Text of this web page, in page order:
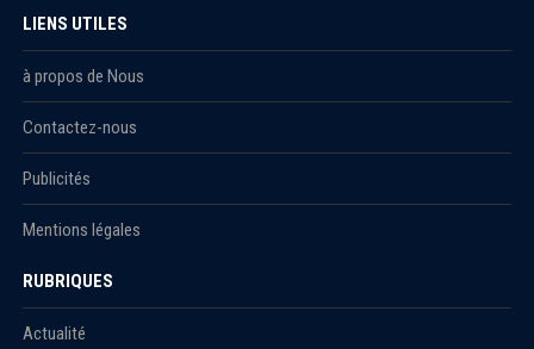
LIENS UTILES
à propos de Nous
Contactez-nous
Publicités
Mentions légales
RUBRIQUES
Actualité